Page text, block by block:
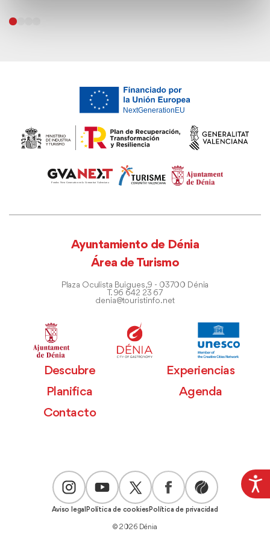
Ayuntamiento de Dénia
Área de Turismo
Plaza Oculista Buigues, 9 - 03700 Dénia
T. 96 642 23 67
denia@touristinfo.net
Descubre
Experiencias
Planifica
Agenda
Contacto
Aviso legal Política de cookies Política de privacidad
© 2026 Dénia